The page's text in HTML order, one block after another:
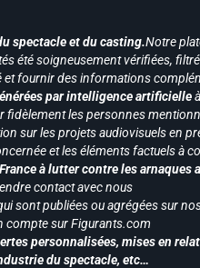
spectacle et du casting.Notre
été soigneusement vérifiées,
et fournir des informations
par intelligence artificielle
les personnes
sur les projets audiovisuels en
et les éléments factuels à
à lutter contre les arnaques
contact avec nous
sont publiées ou agrégées sur
compte sur Figurants.com
personnalisées, mises en
du spectacle, etc…